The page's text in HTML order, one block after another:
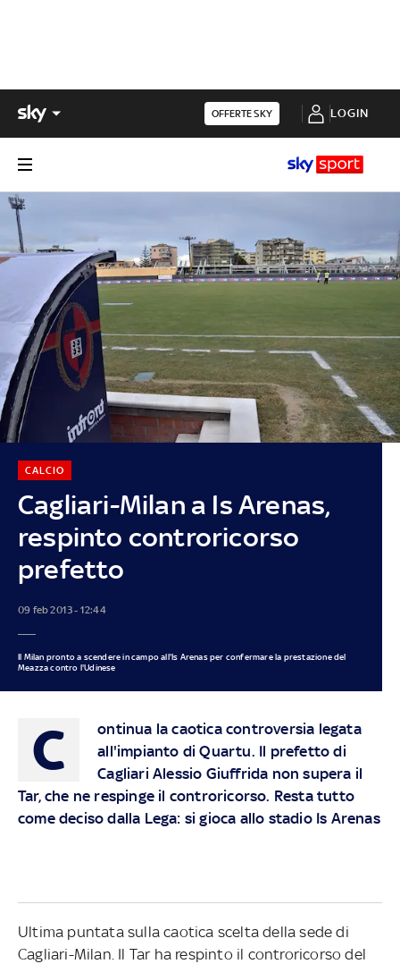
OFFERTE SKY LOGIN
Cagliari-Milan a Is Arenas,
respinto controricorso
prefetto
CALCIO
09 feb 2013 - 12:44
Il Milan pronto a scendere in campo all'Is Arenas per confermare la prestazione del
Meazza contro l'Udinese
C
ontinua la caotica controversia legata
all'impianto di Quartu. Il prefetto di
Cagliari Alessio Giuffrida non supera il
Tar, che ne respinge il controricorso. Resta tutto
come deciso dalla Lega: si gioca allo stadio Is Arenas
Ultima puntata sulla caotica scelta della sede di
Cagliari-Milan. Il Tar ha respinto il controricorso del